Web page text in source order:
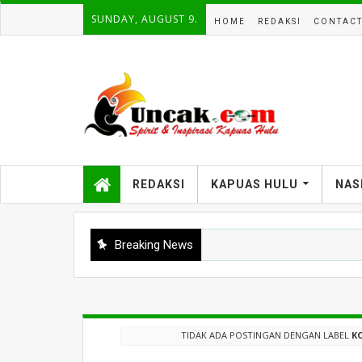
SUNDAY, AUGUST 9. HOME REDAKSI CONTACT
REDAKSI KAPUAS HULU
Breaking News
TIDAK ADA POSTINGAN DENGAN LABEL